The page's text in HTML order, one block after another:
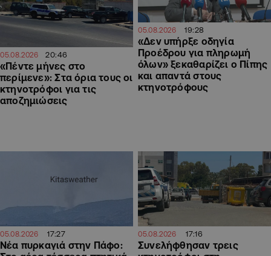
05.08.2026 20:46
«Πέντε μήνες στο
περίμενε»: Στα όρια τους οι
κτηνοτρόφοι για τις
αποζημιώσεις
05.08.2026 19:28
«Δεν υπήρξε οδηγία
Προέδρου για πληρωμή
όλων» ξεκαθαρίζει ο Πίπης
και απαντά στους
κτηνοτρόφους
05.08.2026 17:27
Νέα πυρκαγιά στην Πάφο:
05.08.2026 17:16
Συνελήφθησαν τρεις